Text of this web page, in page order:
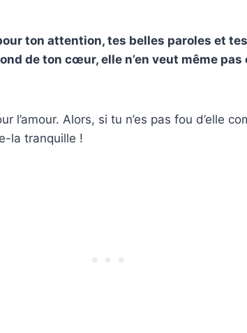
ton attention, tes belles paroles et
de ton cœur, elle n’en veut même pas
l’amour. Alors, si tu n’es pas fou d’elle
la tranquille !